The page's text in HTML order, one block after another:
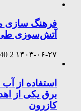
آتش‌سوزی طی
۱۴۰۳-۰۶-۲۷ 2
استفاده از
برق یکی از
کازرون